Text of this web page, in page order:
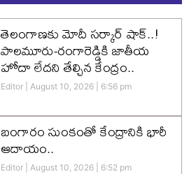
తెలంగాణకు మోదీ సర్కార్ షాక్..!
పాలమూరు-రంగారెడ్డికి జాతీయ
హోదా లేదని తేల్చిన కేంద్రం..
Editor August 10, 2026 6:56 pm
బంగారం సుంకంతో కేంద్రానికి భారీ
ఆదాయం..
Editor August 10, 2026 6:52 pm